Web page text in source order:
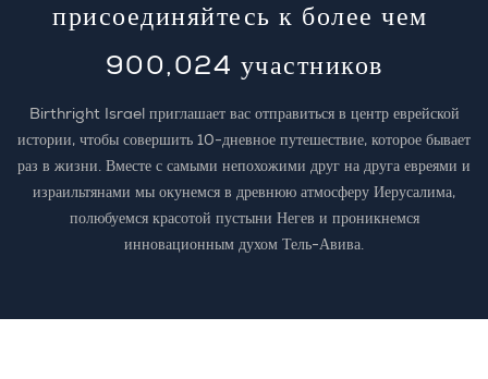
присоединяйтесь к более чем
900,024 участников
Birthright Israel приглашает вас отправиться в центр еврейской
истории, чтобы совершить 10-дневное путешествие, которое бывает
раз в жизни. Вместе с самыми непохожими друг на друга евреями и
израильтянами мы окунемся в древнюю атмосферу Иерусалима,
полюбуемся красотой пустыни Негев и проникнемся
инновационным духом Тель-Авива.